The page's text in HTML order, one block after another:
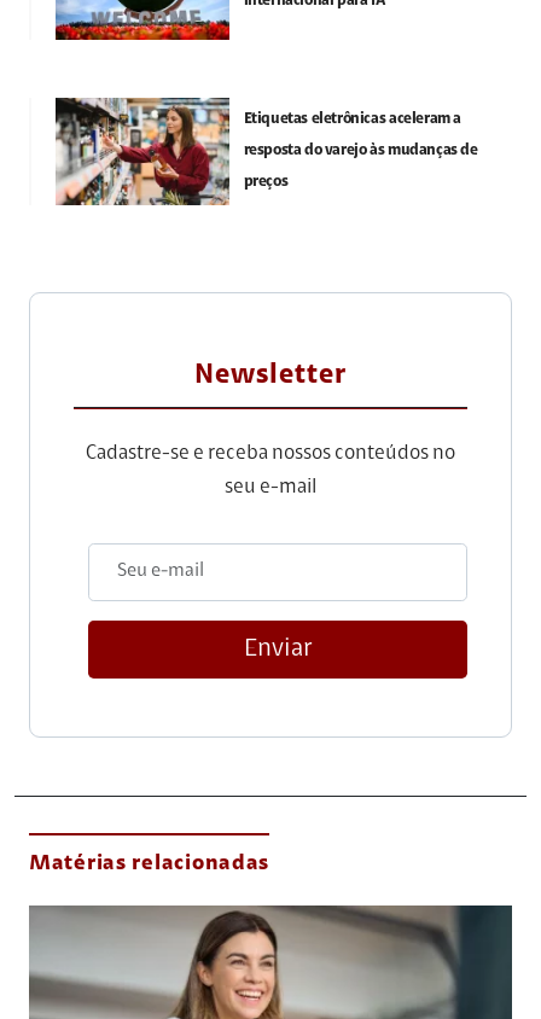
Etiquetas eletrônicas aceleram a
resposta do varejo às mudanças de
preços
Newsletter
Cadastre-se e receba nossos conteúdos no
seu e-mail
Enviar
Matérias relacionadas